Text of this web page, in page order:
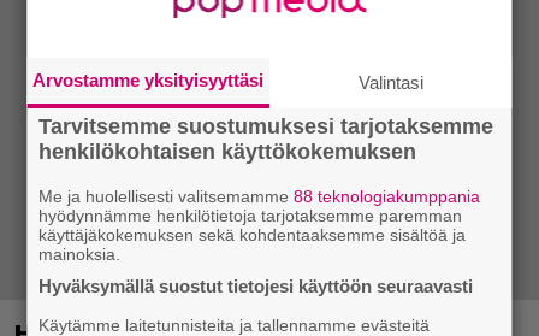
Arvostamme yksityisyyttäsi Valintasi
Tarvitsemme suostumuksesi tarjotaksemme
henkilökohtaisen käyttökokemuksen
Me ja huolellisesti valitsemamme88 teknologiakumppania
hyödynnämme henkilötietoja tarjotaksemme paremman
käyttäjäkokemuksen sekä kohdentaaksemme sisältöä ja
mainoksia.
Hyväksymällä suostut tietojesi käyttöön seuraavasti
Käytämme laitetunnisteita ja tallennamme evästeitä